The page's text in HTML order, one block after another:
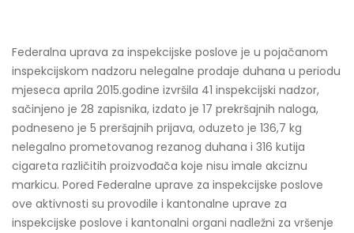
Federalna uprava za inspekcijske poslove je u pojačanom
inspekcijskom nadzoru nelegalne prodaje duhana u periodu
mjeseca aprila 2015.godine izvršila 41 inspekcijski nadzor,
sačinjeno je 28 zapisnika, izdato je 17 prekršajnih naloga,
podneseno je 5 preršajnih prijava, oduzeto je 136,7 kg
nelegalno prometovanog rezanog duhana i 316 kutija
cigareta različitih proizvođača koje nisu imale akciznu
markicu. Pored Federalne uprave za inspekcijske poslove
ove aktivnosti su provodile i kantonalne uprave za
inspekcijske poslove i kantonalni organi nadležni za vršenje